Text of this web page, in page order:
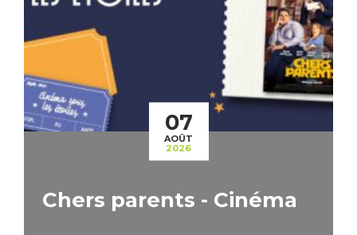
07
AOÛT
2026
Chers parents - Cinéma